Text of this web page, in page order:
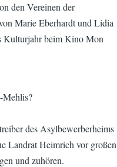
den Vereinen der
Marie Eberhardt und Lidia
Kulturjahr beim Kino Mon
Mehlis?
des Asylbewerberheims
Landrat Heimrich vor großen
und zuhören.